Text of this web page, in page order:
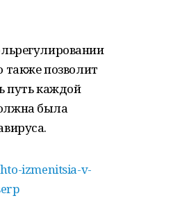
также позволит
путь каждой
была
izmenitsia-v-